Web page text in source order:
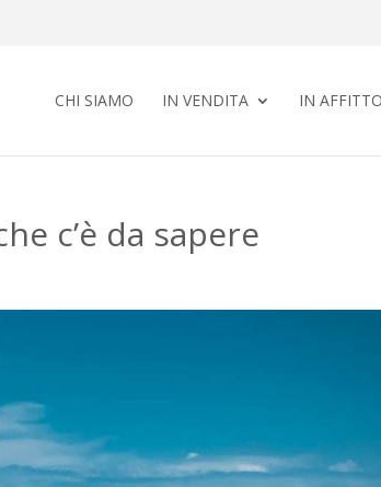
CHI SIAMO IN VENDITA IN AFFITTO
c’è da sapere